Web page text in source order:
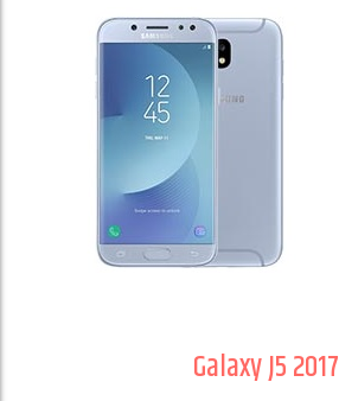
Galaxy J5 2017